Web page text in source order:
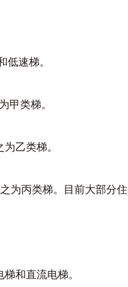
速梯。
类梯。
乙类梯。
丙类梯。目前大部分住
和直流电梯。